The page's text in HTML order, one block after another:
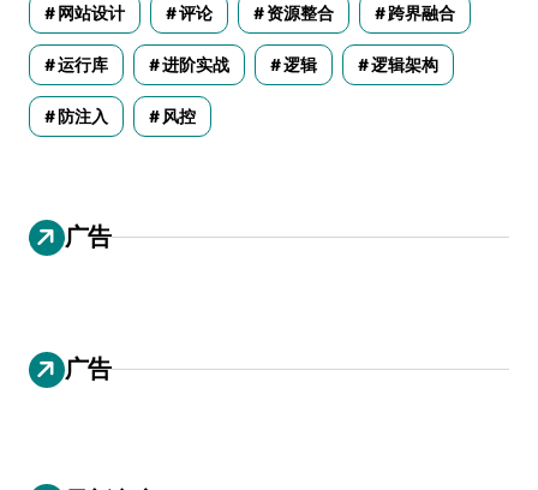
网站设计 评论 资源整合 跨界融合
运行库 进阶实战 逻辑 逻辑架构
防注入 风控
广告
广告